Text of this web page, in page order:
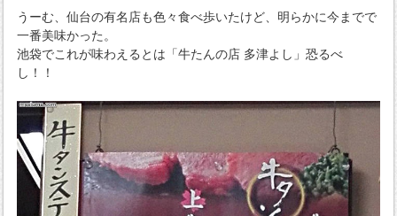
うーむ、仙台の有名店も色々食べ歩いたけど、明らかに今までで
一番美味かった。
池袋でこれが味わえるとは「牛たんの店 多津よし」恐るべ
し！！